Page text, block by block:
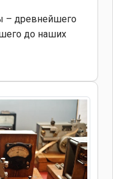
– древнейшего
до наших